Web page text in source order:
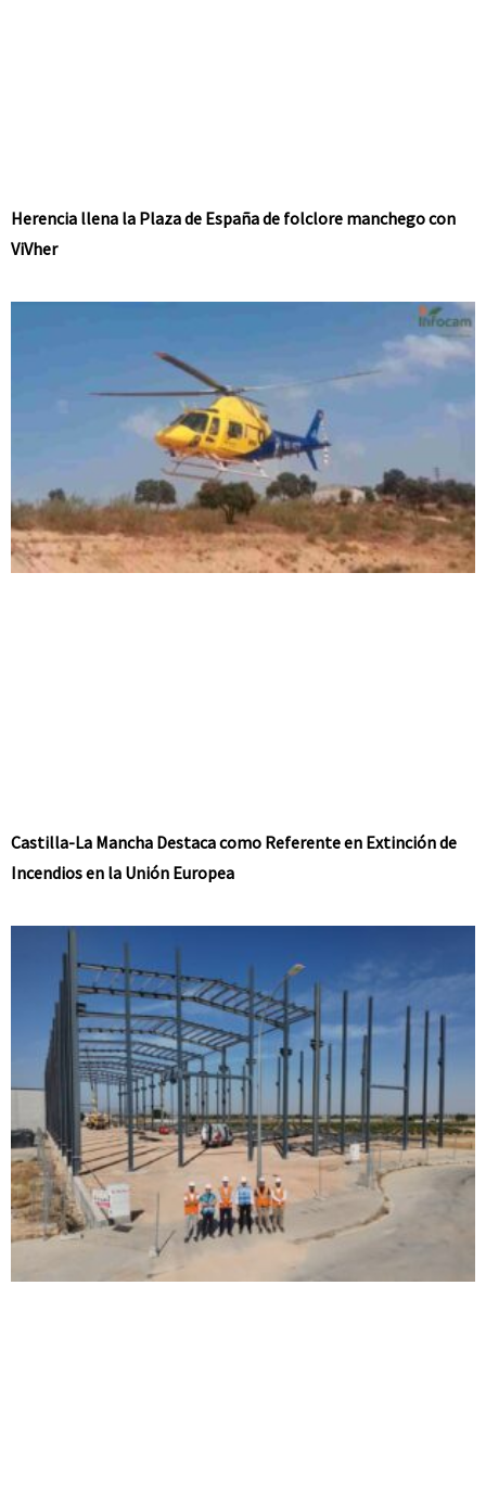
Herencia llena la Plaza de España de folclore manchego con
ViVher
Castilla-La Mancha Destaca como Referente en Extinción de
Incendios en la Unión Europea